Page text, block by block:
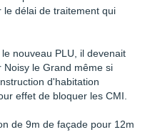
délai de traitement qui
nouveau PLU, il devenait
le Grand même si
d'habitation
effet de bloquer les CMI.
de 9m de façade pour 12m